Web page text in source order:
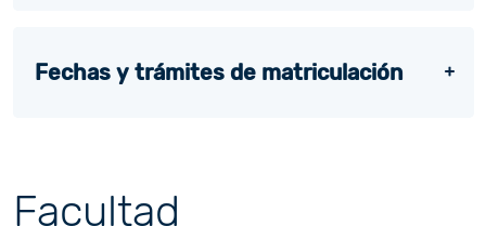
Fechas y trámites de matriculación
Facultad